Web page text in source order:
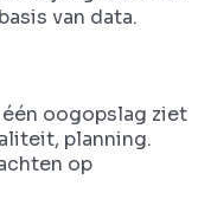
van data.
oogopslag ziet
planning.
op